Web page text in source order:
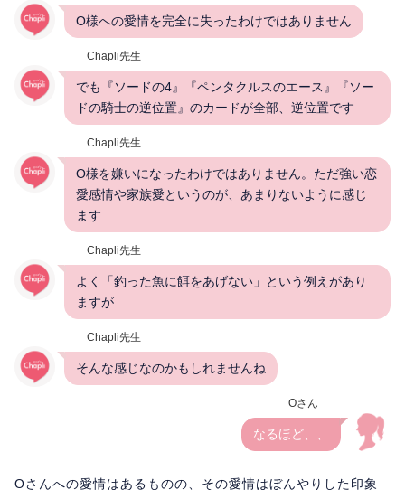
O様への愛情を完全に失ったわけではありません
Chapli先生
でも『ソードの4』『ペンタクルスのエース』『ソー
ドの騎士の逆位置』のカードが全部、逆位置です
Chapli先生
O様を嫌いになったわけではありません。ただ強い恋
愛感情や家族愛というのが、あまりないように感じ
ます
Chapli先生
よく「釣った魚に餌をあげない」という例えがあり
ますが
Chapli先生
そんな感じなのかもしれませんね
Oさん
なるほど、、
Oさんへの愛情はあるものの、その愛情はぼんやりした印象